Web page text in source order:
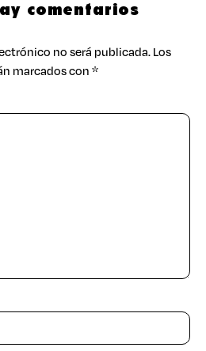
comentarios
no será publicada.Los
marcados con*